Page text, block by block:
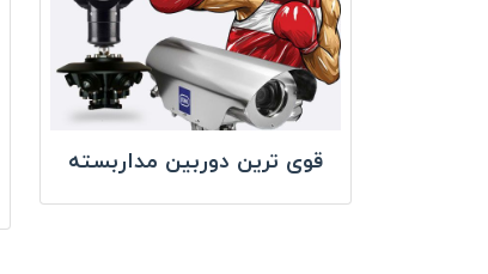
قوی ترین دوربین مداربسته